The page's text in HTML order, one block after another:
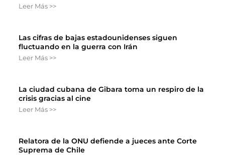
Leer Más >>
Las cifras de bajas estadounidenses siguen
fluctuando en la guerra con Irán
Leer Más >>
La ciudad cubana de Gibara toma un respiro de la
crisis gracias al cine
Leer Más >>
Relatora de la ONU defiende a jueces ante Corte
Suprema de Chile